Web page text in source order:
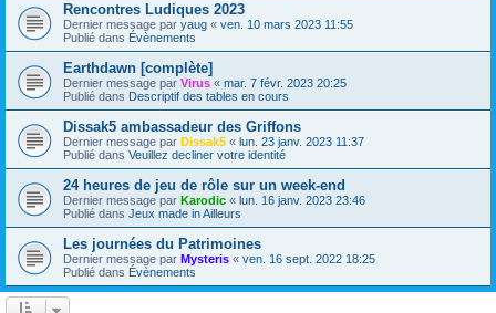
Rencontres Ludiques 2023
Dernier message par yaug « ven. 10 mars 2023 11:55
Publié dans Évènements
Earthdawn [complète]
Dernier message par Virus « mar. 7 févr. 2023 20:25
Publié dans Descriptif des tables en cours
Dissak5 ambassadeur des Griffons
Dernier message par Dissak5 « lun. 23 janv. 2023 11:37
Publié dans Veuillez decliner votre identité
24 heures de jeu de rôle sur un week-end
Dernier message par Karodic « lun. 16 janv. 2023 23:46
Publié dans Jeux made in Ailleurs
Les journées du Patrimoines
Dernier message par Mysteris « ven. 16 sept. 2022 18:25
Publié dans Évènements